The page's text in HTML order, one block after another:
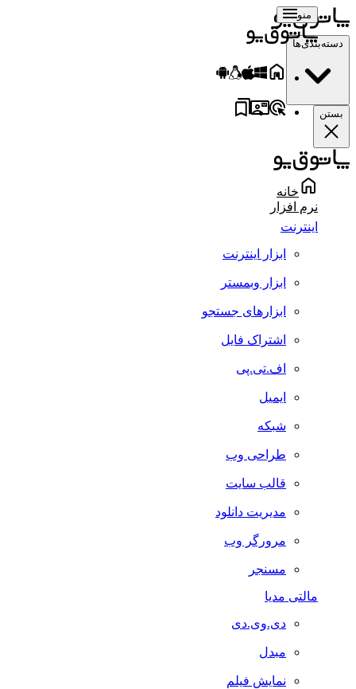
منو
خانه
نرم افزار
اینترنت
ابزار اینترنت
ابزار وبمستر
ابزارهای جستجو
اشتراک فایل
اف.تی.پی
ایمیل
شبکه
طراحی وب
قالب سایت
مدیریت دانلود
مرورگر وب
مسنجر
مالتی مدیا
دی.وی.دی
مبدل
نمایش فیلم